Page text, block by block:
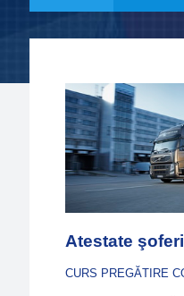
Atestate
CURS PREGĂTIRE